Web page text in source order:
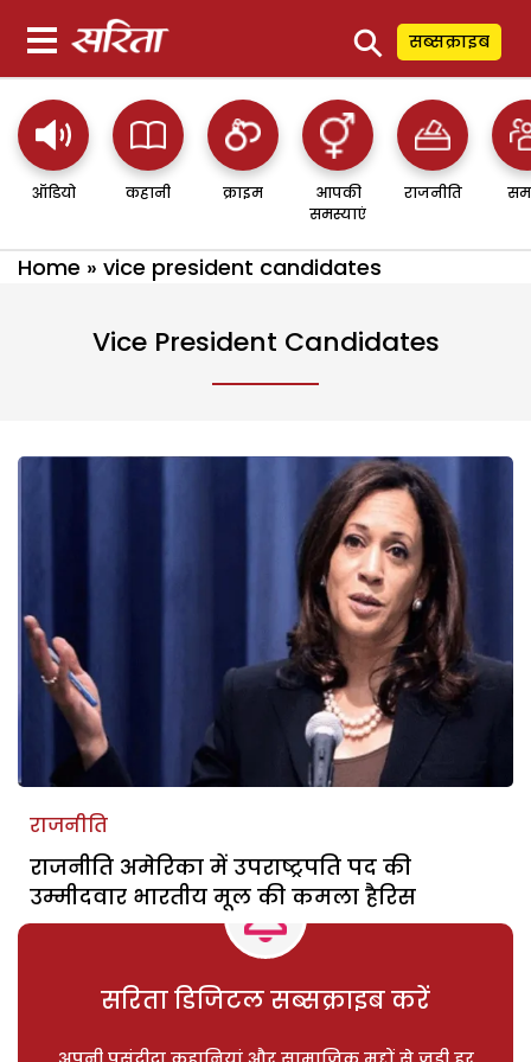
⚲ सब्सक्राइब
ऑडियो कहानी क्राइम
आपकी
समस्याएं
राजनीति
Home » vice president candidates
Vice President Candidates
राजनीति
राजनीति अमेरिका में उपराष्ट्रपति पद की
उम्मीदवार भारतीय मूल की कमला हैरिस
सरिता डिजिटल सब्सक्राइब करें